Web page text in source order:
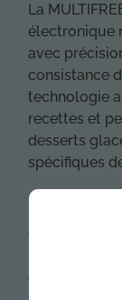
La
électronique
avec
consistance
technologie
recettes et
desserts
spécifiques
Design
Grâce à son
espaces de